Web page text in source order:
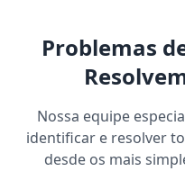
Problemas
Nossa equipe
identificar e resolver
desde os mais